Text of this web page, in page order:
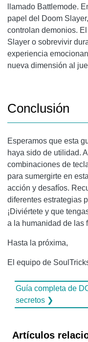
llamado Battlemode.
papel del Doom
controlan demonios.
Slayer o sobrevivir
experiencia
nueva dimensión al
Conclusión
Esperamos que esta
haya sido de utilidad.
combinaciones de
para sumergirte en
acción y desafíos.
diferentes estrategias
¡Diviértete y que
a la humanidad de las
Hasta la próxima,
El equipo de
Guía completa de
secretos ❯
Artículos